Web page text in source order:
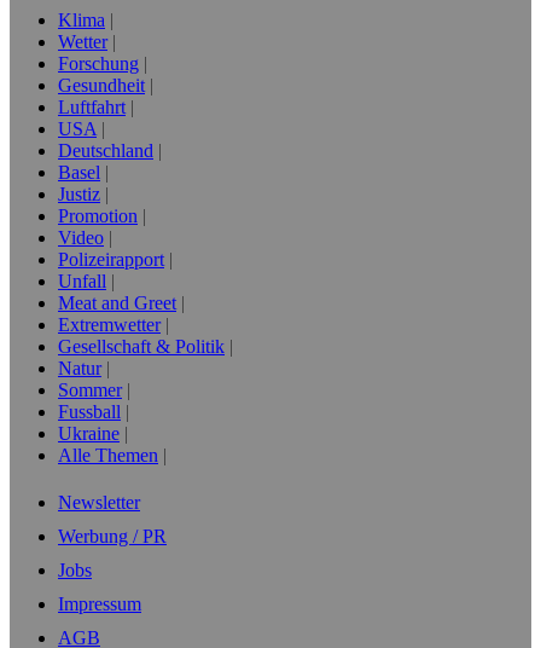
Klima
Wetter
Forschung
Gesundheit
Luftfahrt
USA
Deutschland
Basel
Justiz
Promotion
Video
Polizeirapport
Unfall
Meat and Greet
Extremwetter
Gesellschaft & Politik
Natur
Sommer
Fussball
Ukraine
Alle Themen
Newsletter
Werbung / PR
Jobs
Impressum
AGB